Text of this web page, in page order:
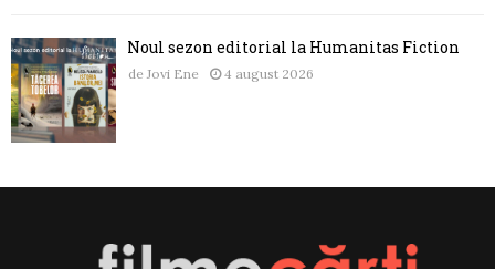
Noul sezon editorial la Humanitas Fiction
de Jovi Ene 4 august 2026